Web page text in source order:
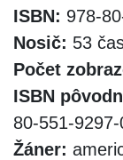
ISBN: 978-
Nosič: 53
Počet
ISBN
80-551-9297-
Žáner: